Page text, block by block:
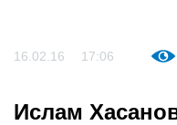
16.02.16 17:06
Ислам